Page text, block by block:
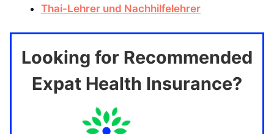
Thai-Lehrer und Nachhilfelehrer
Looking for Recommended
Expat Health Insurance?